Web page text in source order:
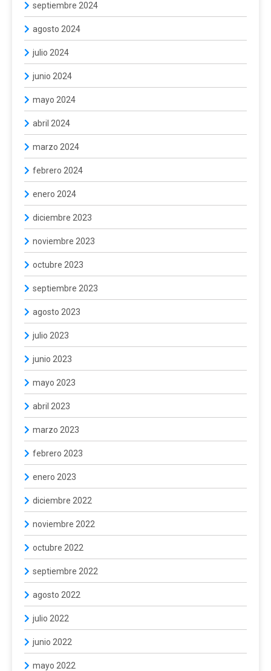
septiembre 2024
agosto 2024
julio 2024
junio 2024
mayo 2024
abril 2024
marzo 2024
febrero 2024
enero 2024
diciembre 2023
noviembre 2023
octubre 2023
septiembre 2023
agosto 2023
julio 2023
junio 2023
mayo 2023
abril 2023
marzo 2023
febrero 2023
enero 2023
diciembre 2022
noviembre 2022
octubre 2022
septiembre 2022
agosto 2022
julio 2022
junio 2022
mayo 2022